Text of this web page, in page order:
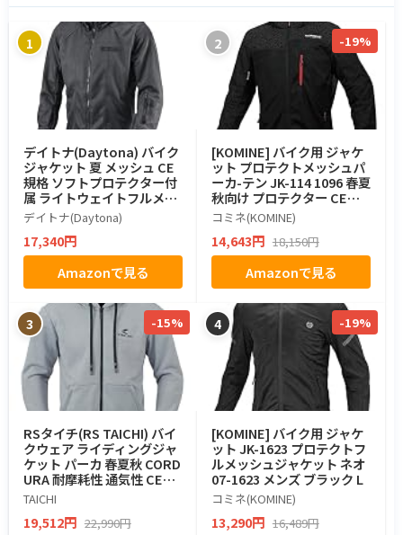
1
デイトナ(Daytona) バイク
ジャケット 夏 メッシュ CE
規格 ソフトプロテクター付
属 ライトウェイトフルメッ
シュパーカー DJ-025 ブラ
ック Lサイズ 49758
デイトナ(Daytona)
17,340円
Amazonで見る
2 -19%
[KOMINE] バイク用 ジャケ
ット プロテクトメッシュパ
ーカ-テン JK-114 1096 春夏
秋向け プロテクター CE規
格レベル2 メッシュ素材 07-
114 メンズ HR BLACK/Red
L
コミネ(KOMINE)
14,643円 18,150円
Amazonで見る
3 -15%
RSタイチ(RS TAICHI) バイ
クウェア ライディングジャ
ケット パーカ 春夏秋 CORD
URA 耐摩耗性 通気性 CEプ
ロテクター内蔵 コーデュラ
フーディ RSJ352 HEATHE
R GRAY XL
TAICHI
19,512円 22,990円
4 -19%
[KOMINE] バイク用 ジャケ
ット JK-1623 プロテクトフ
ルメッシュジャケット ネオ
07-1623 メンズ ブラック L
コミネ(KOMINE)
13,290円 16,489円